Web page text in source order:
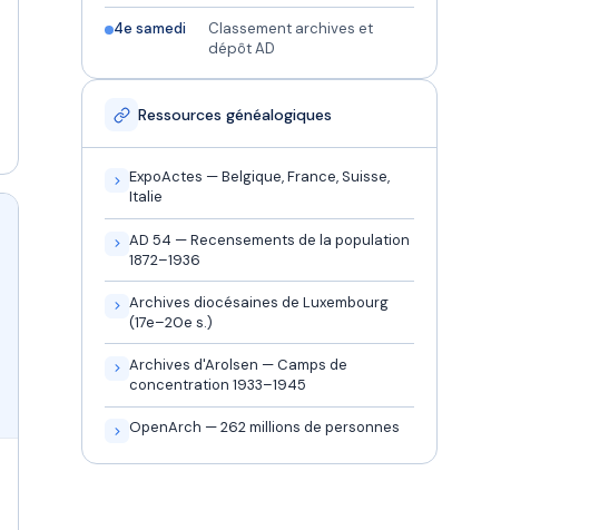
4e samedi
Classement archives et
dépôt AD
Ressources généalogiques
ExpoActes — Belgique, France, Suisse,
Italie
AD 54 — Recensements de la population
1872–1936
Archives diocésaines de Luxembourg
(17e–20e s.)
Archives d'Arolsen — Camps de
concentration 1933–1945
OpenArch — 262 millions de personnes